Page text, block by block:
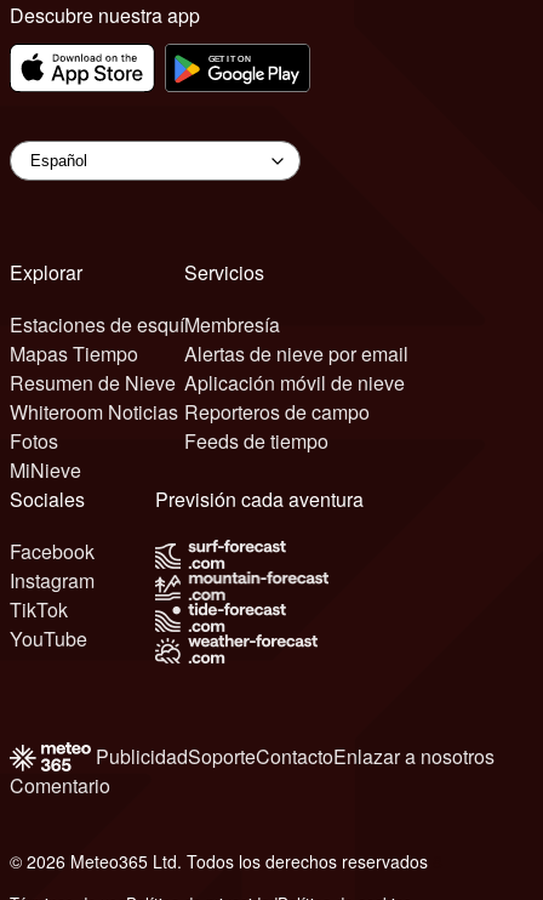
Descubre nuestra app
Explorar
Estaciones de esquí
Mapas Tiempo
Resumen de Nieve
Whiteroom Noticias
Fotos
MiNieve
Servicios
Membresía
Alertas de nieve por email
Aplicación móvil de nieve
Reporteros de campo
Feeds de tiempo
Sociales
Facebook
Instagram
TikTok
YouTube
Previsión cada aventura
PublicidadSoporteContactoEnlazar a nosotros
Comentario
© 2026 Meteo365 Ltd. Todos los derechos reservados